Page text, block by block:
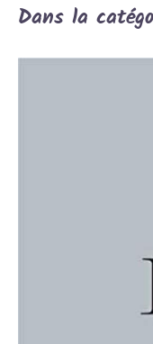
Dans la